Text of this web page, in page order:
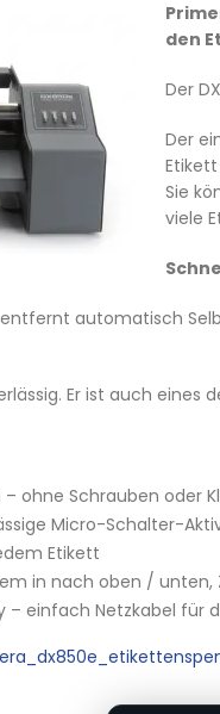
den
Der
Der
Sie
viele
automatisch
Er ist auch eines
ohne Schrauben oder
Micro-Schalter-
Etikett
in nach oben / unten,
– einfach Netzkabel für